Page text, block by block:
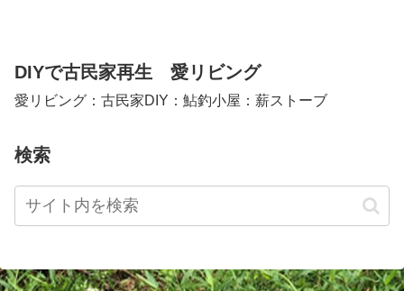
DIYで古民家再生 愛リビング
愛リビング：古民家DIY：鮎釣小屋：薪ストーブ
検索